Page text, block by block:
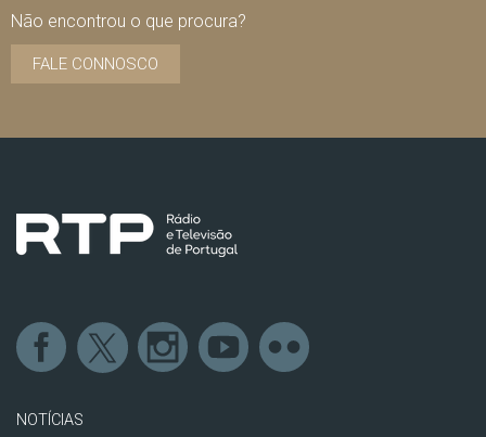
Não encontrou o que procura?
FALE CONNOSCO
NOTÍCIAS